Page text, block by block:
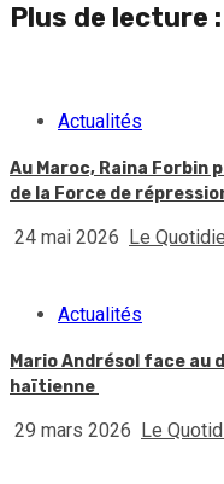
Plus de lecture :
Actualités
Au Maroc, Raina Forbin
de la Force de
24 mai 2026 Le
Actualités
Mario Andrésol face au
haïtienne
29 mars 2026 Le